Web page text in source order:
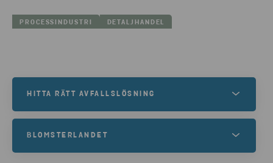
PROCESSINDUSTRI DETALJHANDEL
HITTA RÄTT AVFALLSLÖSNING
BLOMSTERLANDET